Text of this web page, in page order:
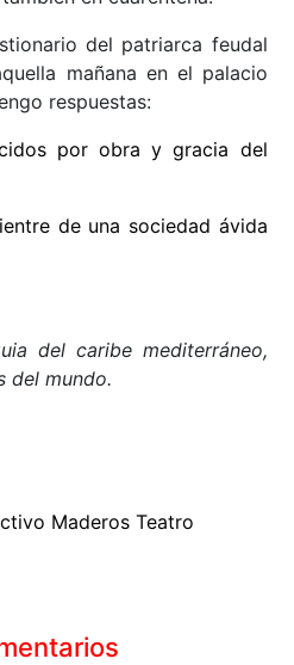
del patriarca feudal
mañana en el palacio
respuestas:
por obra y gracia del
de una sociedad ávida
del caribe mediterráneo,
del mundo.
Maderos Teatro